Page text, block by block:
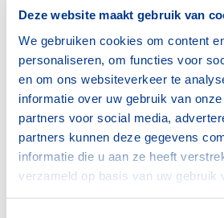
Deze website maakt gebruik van
We gebruiken cookies om content
personaliseren, om functies voor
en om ons websiteverkeer te
informatie over uw gebruik van
partners voor social media,
partners kunnen deze gegevens
informatie die u aan ze heeft
verzameld op basis van uw gebruik
DeTeamNL Veilingis een initiatief
MatchWornShirt.
Met de overhandiging van de
komt de TeamNL Veiling 2025 tot
met sport als verbindende kracht
bijdrage aan een toekomst waarin
spierziekte meer perspectief